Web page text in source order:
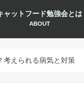
ャットフード勉強会とは
ABOUT
考えられる病気と対策